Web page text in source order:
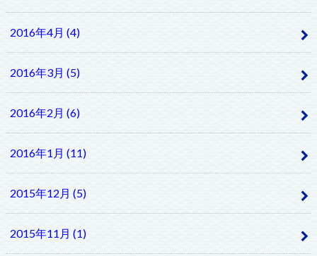
2016年4月 (4)
2016年3月 (5)
2016年2月 (6)
2016年1月 (11)
2015年12月 (5)
2015年11月 (1)